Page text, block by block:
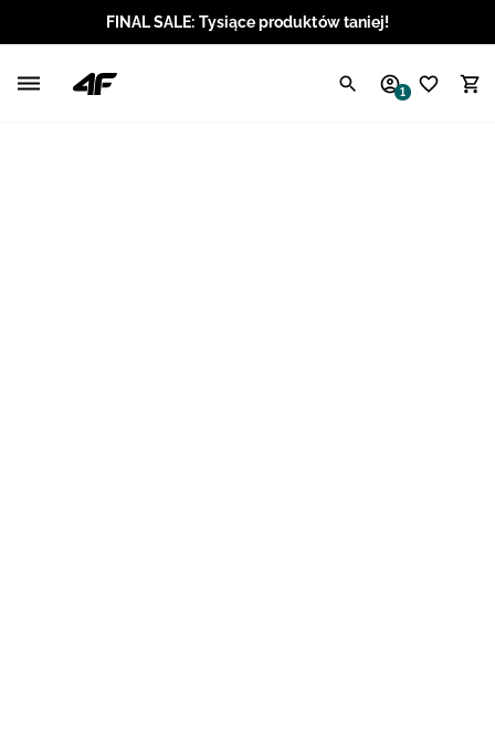
FINAL SALE: Tysiące produktów taniej!
1